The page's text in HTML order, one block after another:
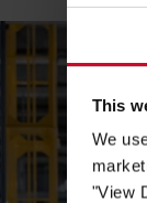
This
We
"View